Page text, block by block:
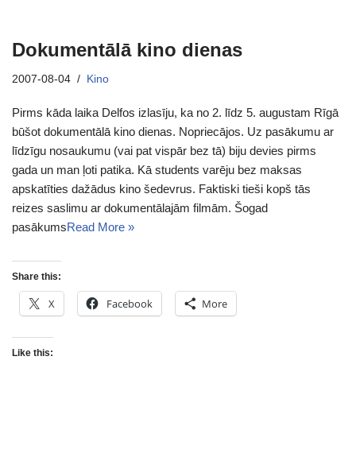
Dokumentālā kino dienas
2007-08-04 Kino
Pirms kāda laika Delfos izlasīju, ka no 2. līdz 5. augustam Rīgā
būšot dokumentālā kino dienas. Nopriecājos. Uz pasākumu ar
līdzīgu nosaukumu (vai pat vispār bez tā) biju devies pirms
gada un man ļoti patika. Kā students varēju bez maksas
apskatīties dažādus kino šedevrus. Faktiski tieši kopš tās
reizes saslimu ar dokumentālajām filmām. Šogad
pasākumsRead More »
Share this:
X Facebook More
Like this: